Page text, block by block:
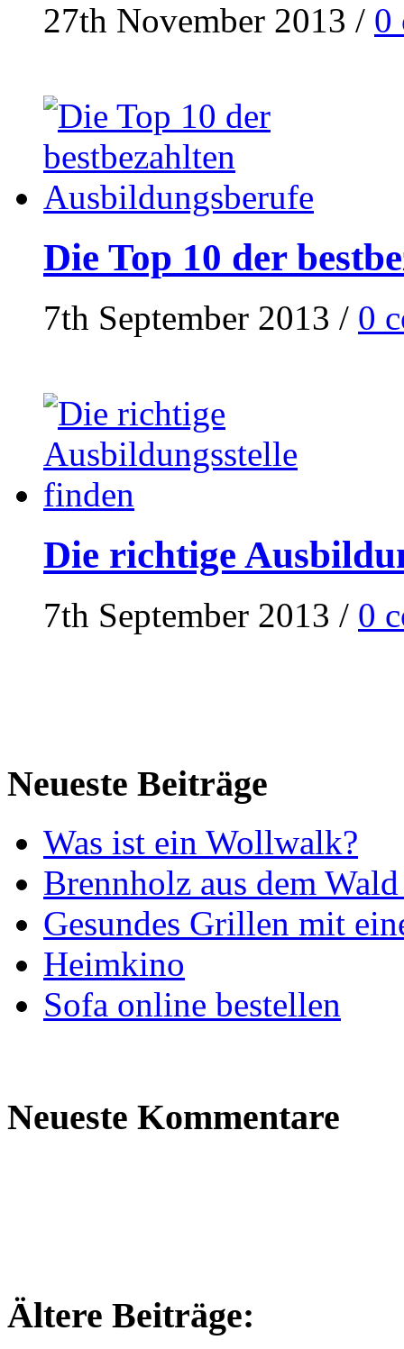
27th November 2013 / 0
Die Top 10 der
7th September 2013 / 0
Die richtige
7th September 2013 / 0
Neueste Beiträge
Was ist ein Wollwalk?
Brennholz aus dem
Gesundes Grillen mit
Heimkino
Sofa online bestellen
Neueste Kommentare
Ältere Beiträge: